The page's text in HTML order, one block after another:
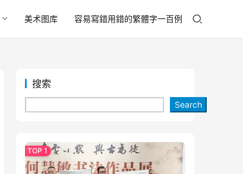
美术图库 容易寫錯用錯的繁體字一百例
搜索
Search